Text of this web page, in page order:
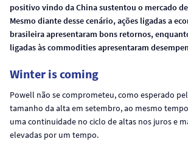
positivo vindo da China sustentou o mercado
Mesmo diante desse cenário, ações ligadas a
brasileira apresentaram bons retornos,
ligadas às commodities apresentaram
Winter is coming
Powell não se comprometeu, como esperado
tamanho da alta em setembro, ao mesmo
uma continuidade no ciclo de altas nos juros e
elevadas por um tempo.